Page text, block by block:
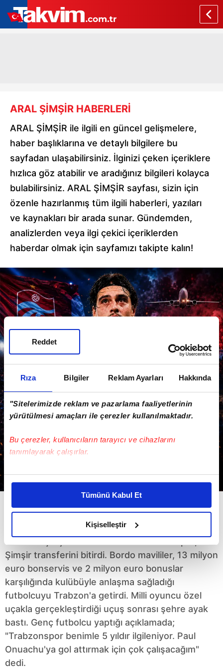
Rıza Bilgiler Reklam Ayarları Hakkında
"Sitelerimizde reklam ve pazarlama faaliyetlerinin
yürütülmesi amaçları ile çerezler kullanılmaktadır.
Bu çerezler, kullanıcıların tarayıcı ve cihazlarını
tanımlayarak çalışırlar.
Bu çerezlere izin vermeniz halinde sizlere özel
daha iyi reklam deneyimi yaşatabiliriz. Bunu yaparken
amacımızın size daha iyi bir reklam deneyimi sunmak
olduğunu ve sizlere en iyi içerikleri sunabilmek adına
elimizden gelen çabayı gösterdiğimizi ve bu noktada,
reklamların maliyetlerimizi karşılamak noktasında tek gelir
kalemimiz olduğunu sizlere hatırlatmak isteriz.
Her halükârda, kullanıcılar, bu çerezlere izin vermedikleri
takdirde, kullanıcılara hedefli reklamlar
gösterilmeyecektir."
Sizlere daha iyi bir hizmet sunabilmek için İnternet
Sitemizde kendimize ve üçüncü kişilere ait çerezler
kullanılmaktadır. Bu çerezler vasıtasıyla çeşitli kişisel
verileriniz işlenmekte olup gerekli olan çerezler bilgi
Tümünü Kabul Et
Kişiselleştir
Reddet
ARAL ŞİMŞİR HABERLERİ
ARAL ŞİMŞİR ile ilgili en güncel gelişmelere,
haber başlıklarına ve detaylı bilgilere bu
sayfadan ulaşabilirsiniz. İlginizi çeken içeriklere
hızlıca göz atabilir ve aradığınız bilgileri kolayca
bulabilirsiniz. ARAL ŞİMŞİR sayfası, sizin için
özenle hazırlanmış tüm ilgili haberleri, yazıları
ve kaynakları bir arada sunar. Gündemden,
analizlerden veya ilgi çekici içeriklerden
haberdar olmak için sayfamızı takipte kalın!
Aral Şimşir Trabzonspor'da!
Şimşir transferini bitirdi. Bordo mavililer, 13 milyon
euro bonservis ve 2 milyon euro bonuslar
karşılığında kulübüyle anlaşma sağladığı
futbolcuyu Trabzon'a getirdi. Milli oyuncu özel
uçakla gerçekleştirdiği uçuş sonrası şehre ayak
bastı. Genç futbolcu yaptığı açıklamada;
"Trabzonspor benimle 5 yıldır ilgileniyor. Paul
Onuachu'ya gol attırmak için çok çalışacağım"
dedi.